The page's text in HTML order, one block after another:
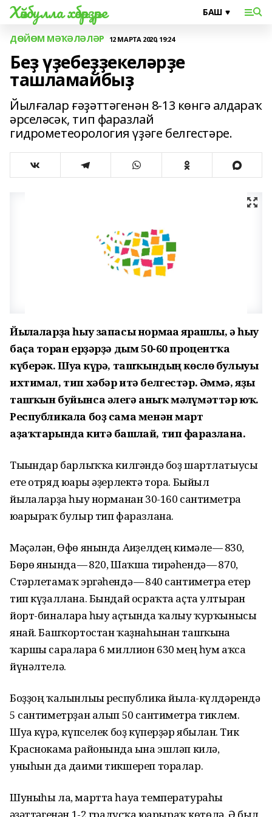
Хәйбулла хәбәрҙәре
ДӨЙӨМ МӘҠӘЛӘЛӘР 12 МАРТА 2020, 19:24
Беҙ үҙебеҙҙекеләрҙе
ташламайбыҙ
Йылғалар ғәҙәттәгенән 8-13 көнгә алдараҡ
әрселәсәк, тип фаразлай
гидрометеорология үҙәге белгестәре.
Йылғаларҙа һыу запасы нормаға ярашлы, ә һыу
баҫа торған ерҙәрҙә дым 50-60 процентҡа
күберәк. Шуға күрә, ташҡындың көслө булыуы
ихтимал, тип хәбәр итә белгестәр. Әммә, яҙғы
ташҡын буйынса әлегә аныҡ мәғлүмәттәр юҡ.
Республикала боҙ сама менән март
аҙаҡтарында китә башлай, тип фаразлана.
Тығындар барлыҡҡа килгәндә боҙ шартлатыусы
ете отряд юғары әҙерлектә тора. Быйыл
йылғаларҙа һыу норманан 30-160 сантиметрға
юғарыраҡ булыр тип фаразлана.
Мәҫәлән, Өфө янында Ағиҙелдең кимәле — 830,
Бөрө янында — 820, Шаҡша тирәһендә — 870,
Стәрлетамаҡ эргәһендә — 840 сантиметрға етер
тип күҙаллана. Бындай осраҡта аҫта ултырған
йорт-биналарға һыу аҫтында ҡалыу ҡурҡынысы
янай. Башҡортостан ҡаҙнаһынан ташҡынға
ҡаршы сараларға 6 миллион 630 мең һум аҡса
йүнәлтелә.
Боҙҙоң ҡалынлығы республика йылға-күлдәрендә
5 сантиметрҙан алып 50 сантиметрға тиклем.
Шуға күрә, күпселек боҙ күперҙәр ябылған. Тик
Краснокама районында ғына эшләп килә,
уныһын да даими тикшереп торалар.
Шуныһы ла, мартта һауа температураһы